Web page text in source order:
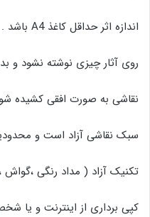
اندازه اثر حداقل کاغذ A4 باشد .
روی آثار چیزی نوشته نشود و
نقاشی به صورت افقی کشیده
سبک نقاشی آزاد است و
تکنیک آزاد ( مداد رنگی
کپی برداری از اینترنت و یا